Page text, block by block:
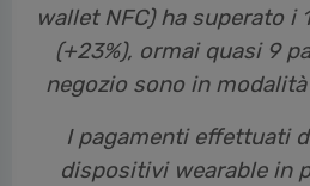
wallet NFC) ha superato i
(+23%), ormai quasi 9
negozio sono in modalità
I pagamenti effettuati
dispositivi wearable in